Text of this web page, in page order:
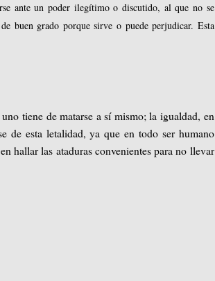
ante un poder ilegítimo o discutido, al que no se
buen grado porque sirve o puede perjudicar. Esta
tiene de matarse a sí mismo; la igualdad, en
de esta letalidad, ya que en todo ser humano
hallar las ataduras convenientes para no llevar